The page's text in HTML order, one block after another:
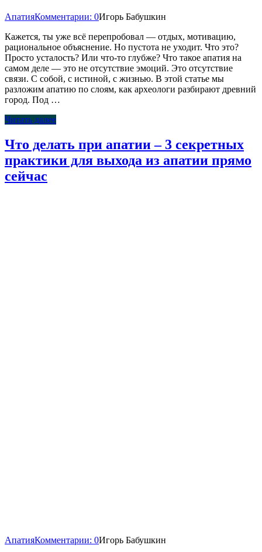
АпатияКомментарии: 0Игорь Бабушкин
Кажется, ты уже всё перепробовал — отдых, мотивацию,
рациональное объяснение. Но пустота не уходит. Что это?
Просто усталость? Или что-то глубже? Что такое апатия на
самом деле — это не отсутствие эмоций. Это отсутствие
связи. С собой, с истиной, с жизнью. В этой статье мы
разложим апатию по слоям, как археологи разбирают древний
город. Под …
Читать далее
Что делать при апатии – 3 секретных
практики для выхода из апатии прямо
сейчас
АпатияКомментарии: 0Игорь Бабушкин